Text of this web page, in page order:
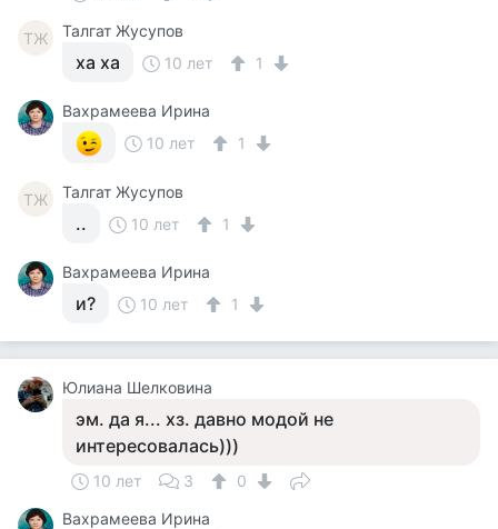
ТЖ Талгат Жусупов
ха ха 10 лет 1
Вахрамеева Ирина
10 лет
1
ТЖ Талгат Жусупов
.. 10 лет 1
Вахрамеева Ирина
и? 10 лет 1
Юлиана Шелковина
эм. да я... хз. давно модой не
интересовалась)))
10 лет 3
0
Вахрамеева Ирина